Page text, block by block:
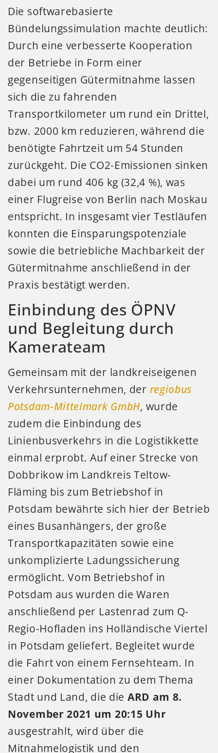
Die softwarebasierte
Bündelungssimulation machte deutlich:
Durch eine verbesserte Kooperation
der Betriebe in Form einer
gegenseitigen Gütermitnahme lassen
sich die zu fahrenden
Transportkilometer um rund ein Drittel,
bzw. 2000 km reduzieren, während die
benötigte Fahrtzeit um 54 Stunden
zurückgeht. Die CO2-Emissionen sinken
dabei um rund 406 kg (32,4 %), was
einer Flugreise von Berlin nach Moskau
entspricht. In insgesamt vier Testläufen
konnten die Einsparungspotenziale
sowie die betriebliche Machbarkeit der
Gütermitnahme anschließend in der
Praxis bestätigt werden.
Einbindung des ÖPNV
und Begleitung durch
Kamerateam
Gemeinsam mit der landkreiseigenen
Verkehrsunternehmen, der regiobus
Potsdam-Mittelmark GmbH, wurde
zudem die Einbindung des
Linienbusverkehrs in die Logistikkette
einmal erprobt. Auf einer Strecke von
Dobbrikow im Landkreis Teltow-
Fläming bis zum Betriebshof in
Potsdam bewährte sich hier der Betrieb
eines Busanhängers, der große
Transportkapazitäten sowie eine
unkomplizierte Ladungssicherung
ermöglicht. Vom Betriebshof in
Potsdam aus wurden die Waren
anschließend per Lastenrad zum Q-
Regio-Hofladen ins Holländische Viertel
in Potsdam geliefert. Begleitet wurde
die Fahrt von einem Fernsehteam. In
einer Dokumentation zu dem Thema
Stadt und Land, die die ARD am 8.
November 2021 um 20:15 Uhr
ausgestrahlt, wird über die
Mitnahmelogistik und den